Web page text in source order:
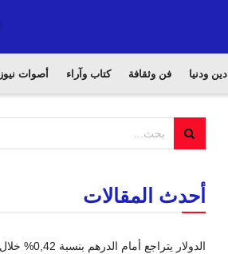
دين ودنيا فن وثقافة كتاب وآراء أصوات نيوز TV
أحدث المقالات
الدولار يتراجع أمام الدرهم بنسبة 0,42% خلال أسبوع